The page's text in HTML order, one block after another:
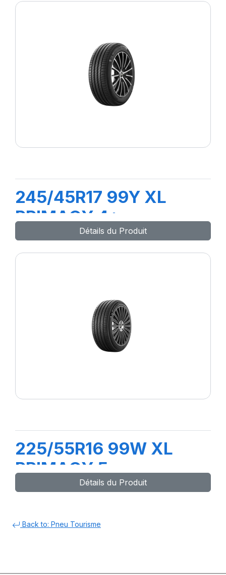
245/45R17 99Y XL
PRIMACY 4+
Détails du Produit
225/55R16 99W XL
PRIMACY 5
Détails du Produit
Back to: Pneu Tourisme